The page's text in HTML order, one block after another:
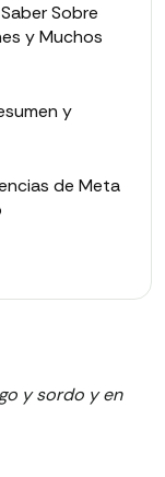
Sobre
y Muchos
y
de Meta
y sordo y en